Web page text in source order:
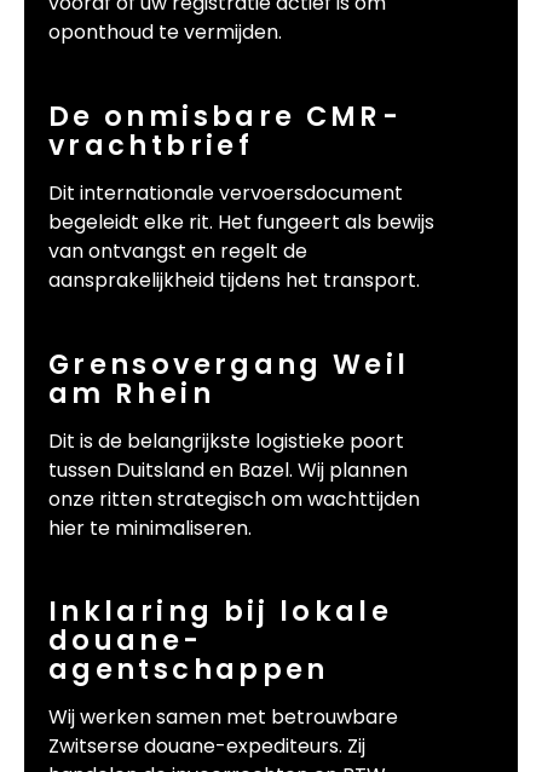
oponthoud te vermijden.
De onmisbare CMR-
vrachtbrief
Dit internationale vervoersdocument
begeleidt elke rit. Het fungeert als bewijs
van ontvangst en regelt de
aansprakelijkheid tijdens het transport.
Grensovergang Weil
am Rhein
Dit is de belangrijkste logistieke poort
tussen Duitsland en Bazel. Wij plannen
onze ritten strategisch om wachttijden
hier te minimaliseren.
Inklaring bij lokale
douane-
agentschappen
Wij werken samen met betrouwbare
Zwitserse douane-expediteurs. Zij